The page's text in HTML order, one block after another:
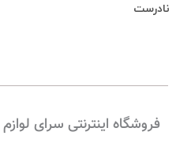
نادرست
فروشگاه اینترنتی سرای لوازم